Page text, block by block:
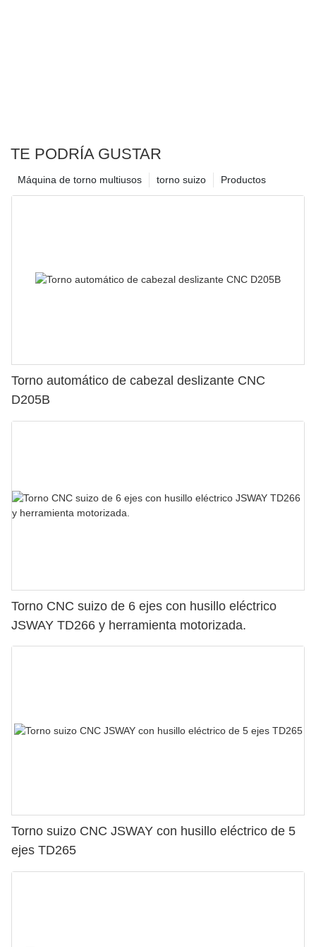
TE PODRÍA GUSTAR
Productos
torno suizo
Máquina de torno multiusos
Torno automático de cabezal deslizante CNC
D205B
Torno CNC suizo de 6 ejes con husillo eléctrico
JSWAY TD266 y herramienta motorizada.
Torno suizo CNC JSWAY con husillo eléctrico de 5
ejes TD265